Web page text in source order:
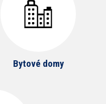
Bytové domy